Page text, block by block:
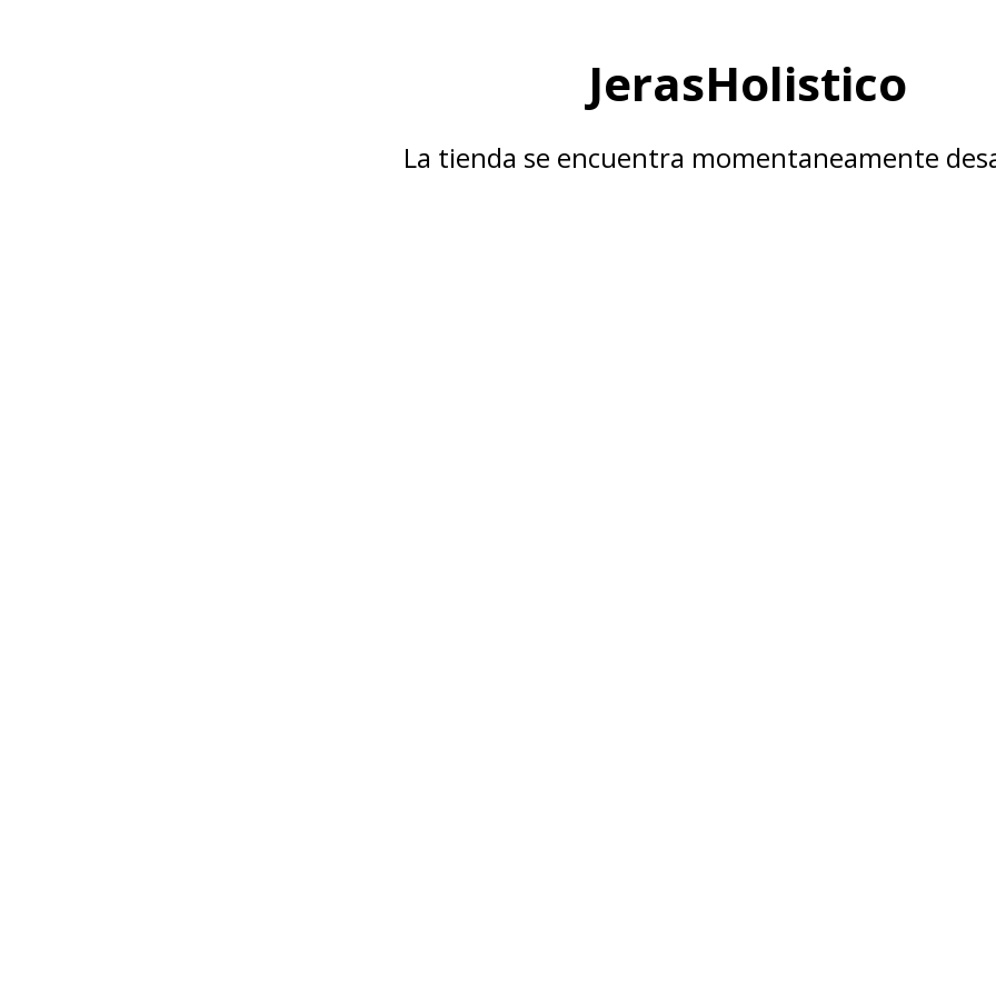
JerasHolistico
La tienda se encuentra momentaneamente